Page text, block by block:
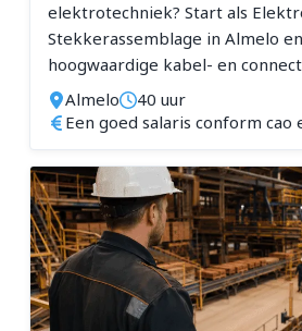
elektrotechniek? Start als
Stekkerassemblage in Almelo
hoogwaardige kabel- en
Almelo
40 uur
Een goed salaris conform cao